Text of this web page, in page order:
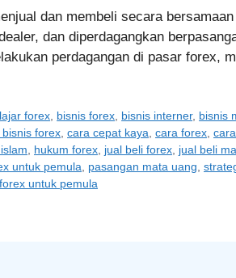
dan membeli secara
dan diperdagangkan
perdagangan di pasar forex,
forex, bisnis forex, bisnis interner, bisnis
forex, cara cepat kaya, cara forex,
, hukum forex, jual beli forex, jual beli
untuk pemula, pasangan mata uang,
untuk pemula